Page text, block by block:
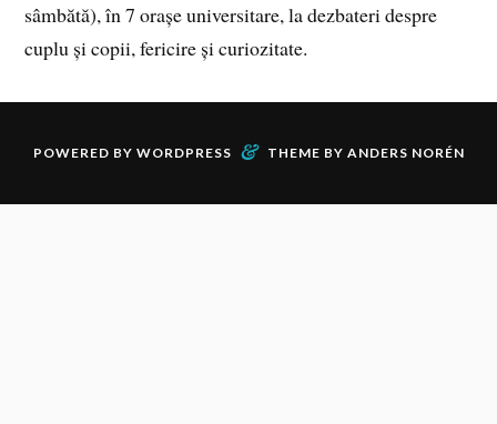
sâmbătă), în 7 orașe universitare, la dezbateri despre
cuplu și copii, fericire și curiozitate.
POWERED BY WORDPRESS & THEME BY ANDERS NORÉN